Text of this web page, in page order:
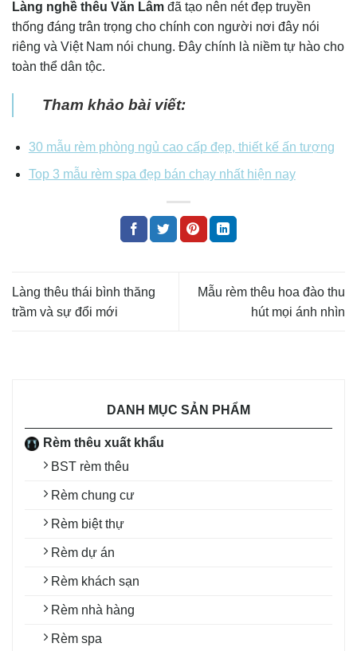
DANH MỤC SẢN PHẨM
Rèm thêu xuất khẩu
BST rèm thêu
Rèm chung cư
Rèm biệt thự
Rèm dự án
Rèm khách sạn
Rèm nhà hàng
Rèm spa
Làng nghề thêu Văn Lâm đã tạo nên nét đẹp truyền
thống đáng trân trọng cho chính con người nơi đây nói
riêng và Việt Nam nói chung. Đây chính là niềm tự hào cho
toàn thể dân tộc.
Tham khảo bài viết:
30 mẫu rèm phòng ngủ cao cấp đẹp, thiết kế ấn tượng
Top 3 mẫu rèm spa đẹp bán chạy nhất hiện nay
Làng thêu thái bình thăng
trầm và sự đổi mới
Mẫu rèm thêu hoa đào thu
hút mọi ánh nhìn